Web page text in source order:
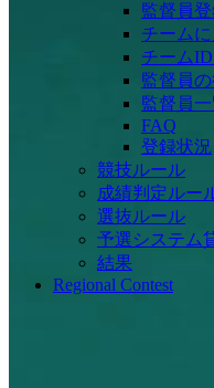
監督員
チーム
チーム
監督員の
監督員
FAQ
登録状況
競技ルール
成績判定ルー
選抜ルール
予選システム
結果
Regional Contest